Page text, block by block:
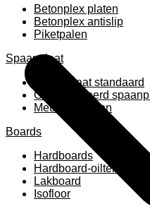
Betonplex platen
Betonplex antislip
Piketpalen
Spaanplaat
Spaanplaat standaard
Geplastificeerd
Meubelpanelen
Boards
Hardboards
Hardboard-
Lakboard
Isofloor